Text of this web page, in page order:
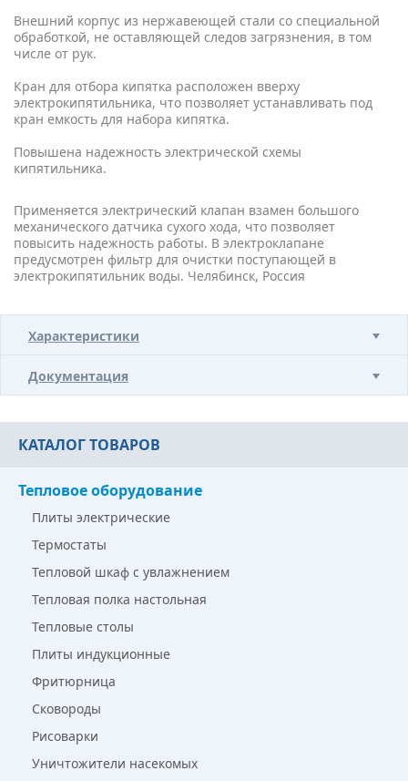
Внешний корпус из нержавеющей стали со специальной
обработкой, не оставляющей следов загрязнения, в том
числе от рук.
Кран для отбора кипятка расположен вверху
электрокипятильника, что позволяет устанавливать под
кран емкость для набора кипятка.
Повышена надежность электрической схемы
кипятильника.
Применяется электрический клапан взамен большого
механического датчика сухого хода, что позволяет
повысить надежность работы. В электроклапане
предусмотрен фильтр для очистки поступающей в
электрокипятильник воды. Челябинск, Россия
Характеристики
Документация
КАТАЛОГ ТОВАРОВ
Тепловое оборудование
Плиты электрические
Термостаты
Тепловой шкаф с увлажнением
Тепловая полка настольная
Тепловые столы
Плиты индукционные
Фритюрница
Сковороды
Рисоварки
Уничтожители насекомых